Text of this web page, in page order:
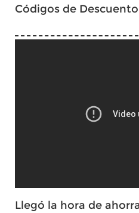
Códigos de
Llegó la hora de